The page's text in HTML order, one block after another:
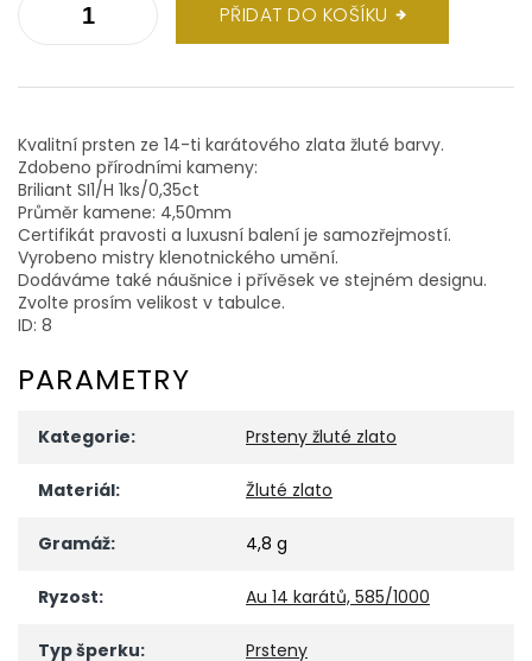
PŘIDAT DO KOŠÍKU
Kvalitní prsten ze 14-ti karátového zlata žluté barvy.
Zdobeno přírodními kameny:
Briliant SI1/H 1ks/0,35ct
Průměr kamene: 4,50mm
Certifikát pravosti a luxusní balení je samozřejmostí.
Vyrobeno mistry klenotnického umění.
Dodáváme také náušnice i přívěsek ve stejném designu.
Zvolte prosím velikost v tabulce.
ID: 8
PARAMETRY
Kategorie: Prsteny žluté zlato
Materiál: Žluté zlato
Gramáž: 4,8 g
Ryzost: Au 14 karátů, 585/1000
Typ šperku: Prsteny